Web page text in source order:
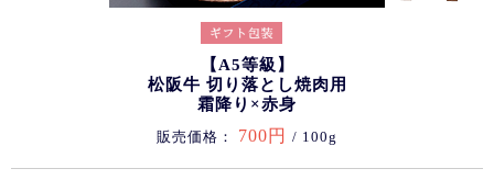
【A5等級】
松阪牛 切り落とし焼肉用
霜降り×赤身
販売価格： 700円 / 100g